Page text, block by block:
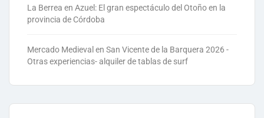
La Berrea en Azuel: El gran espectáculo del Otoño en la
provincia de Córdoba
Mercado Medieval en San Vicente de la Barquera 2026 -
Otras experiencias- alquiler de tablas de surf